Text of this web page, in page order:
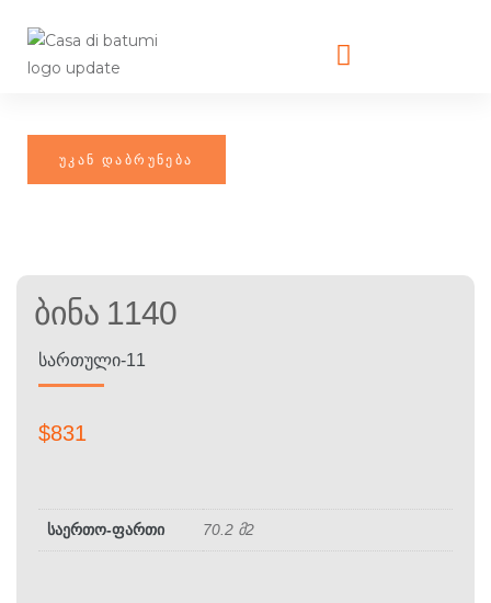
Ბინა 1140
ᲡᲐᲠᲗᲣᲚᲘ-11
$831
საერთო-ფართი 70.2 მ2